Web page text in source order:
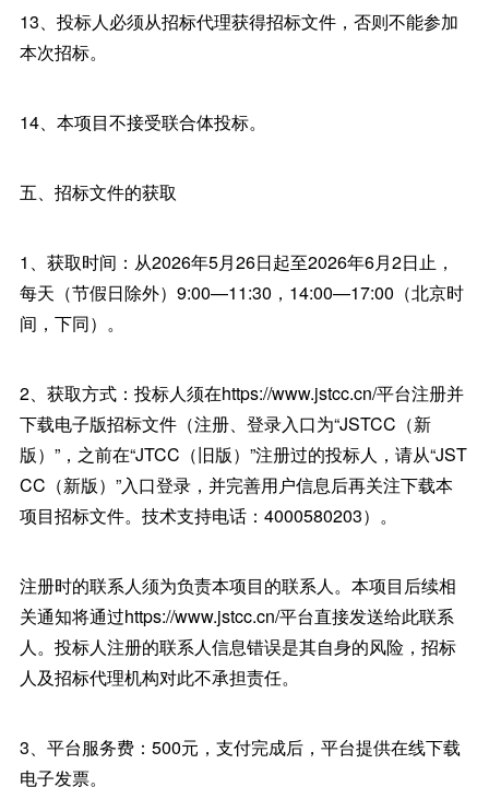
13、投标人必须从招标代理获得招标文件，否则不能参加
本次招标。
14、本项目不接受联合体投标。
五、招标文件的获取
1、获取时间：从2026年5月26日起至2026年6月2日止，
每天（节假日除外）9:00—11:30，14:00—17:00（北京时
间，下同）。
2、获取方式：投标人须在https://www.jstcc.cn/平台注册并
下载电子版招标文件（注册、登录入口为“JSTCC（新
版）”，之前在“JTCC（旧版）”注册过的投标人，请从“JST
CC（新版）”入口登录，并完善用户信息后再关注下载本
项目招标文件。技术支持电话：4000580203）。
注册时的联系人须为负责本项目的联系人。本项目后续相
关通知将通过https://www.jstcc.cn/平台直接发送给此联系
人。投标人注册的联系人信息错误是其自身的风险，招标
人及招标代理机构对此不承担责任。
3、平台服务费：500元，支付完成后，平台提供在线下载
电子发票。